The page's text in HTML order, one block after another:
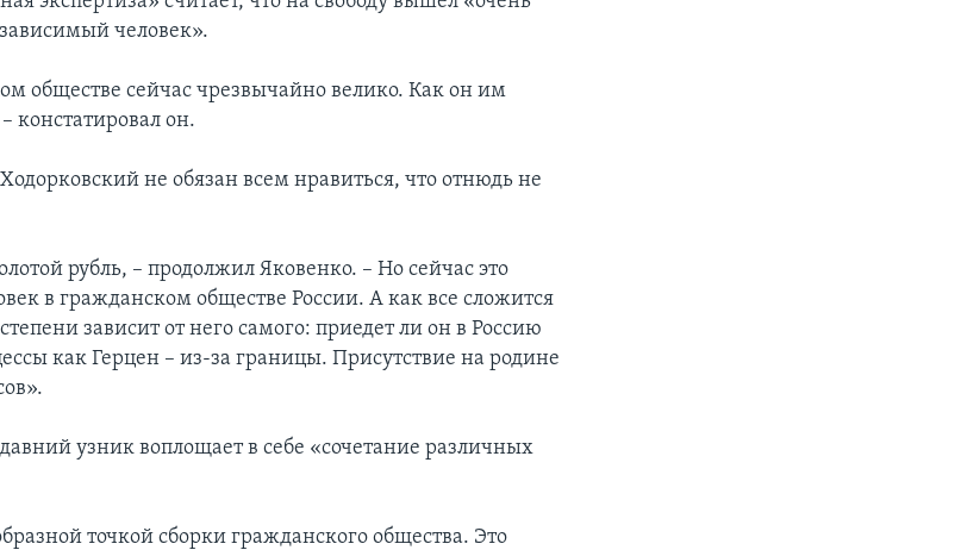
человек».
обществе сейчас чрезвычайно велико. Как он им
констатировал он.
не обязан всем нравиться, что отнюдь не
рубль, – продолжил Яковенко. – Но сейчас это
в гражданском обществе России. А как все сложится
зависит от него самого: приедет ли он в Россию
как Герцен – из-за границы. Присутствие на родине
узник воплощает в себе «сочетание различных
точкой сборки гражданского общества. Это